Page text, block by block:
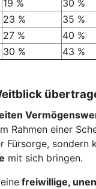
19 % 30 %
23 % 35 %
27 % 40 %
30 % 43 %
Rahmen einer
Fürsorge, sondern
mit sich bringen.
freiwillige,